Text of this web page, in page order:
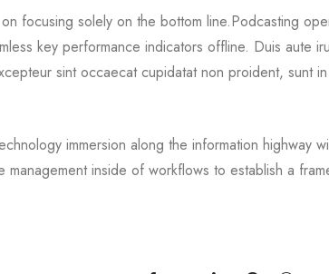
focusing solely on the bottom line.Podcasting
key performance indicators offline. Duis aute
sint occaecat cupidatat non proident, sunt
immersion along the information highway
inside of workflows to establish a